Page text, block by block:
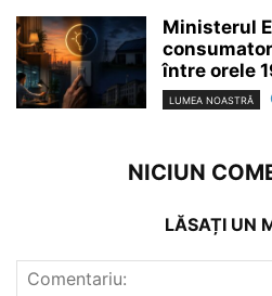
Ministerul
între orele
LUMEA NOASTRĂ
NICIUN
LĂSAȚI UN